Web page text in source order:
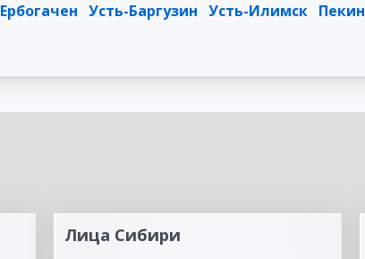
Ербогачен Усть-Баргузин Усть-Илимск Пекин
Лица Сибири